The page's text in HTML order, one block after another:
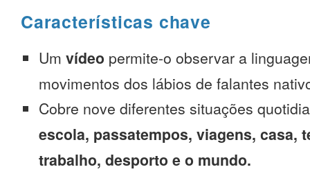
Características chave
Um vídeo permite-o observar a
movimentos dos lábios de falantes
Cobre nove diferentes situações
escola, passatempos, viagens, casa,
trabalho, desporto e o mundo.